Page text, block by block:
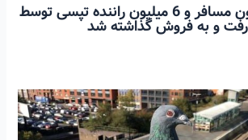
اطلاعات 27 میلیون مسافر و 6 میلیون راننده تپسی توسط
و به فروش گذاشته شد